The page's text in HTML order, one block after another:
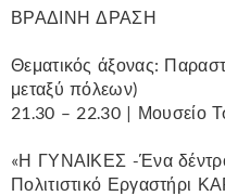
ΒΡΑΔΙΝΗ ΔΡΑΣΗ
Θεματικός άξονας:
μεταξύ πόλεων)
21.30 – 22.30 | Μουσείο
«Η ΓΥΝΑΙΚΕΣ -Ένα
Πολιτιστικό Εργαστήρι